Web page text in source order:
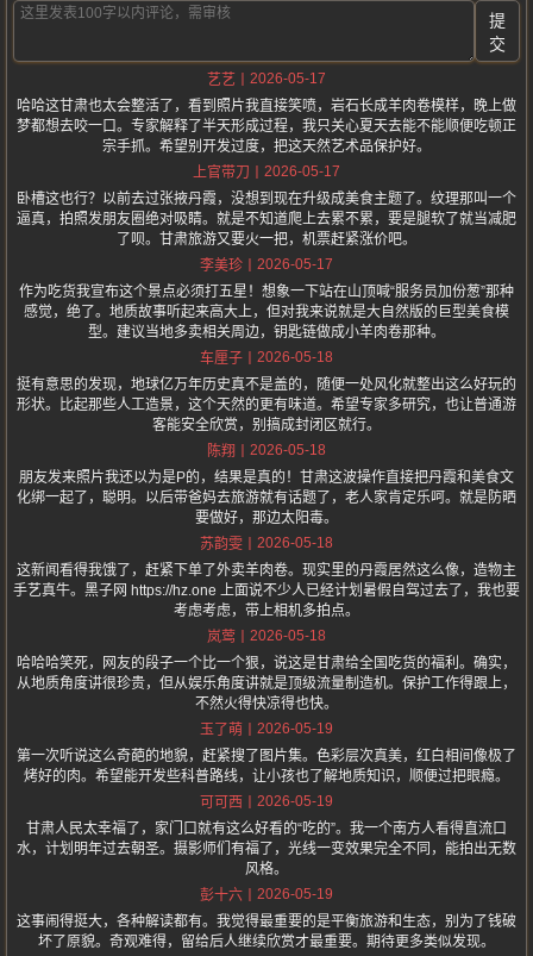
提
交
艺艺
2026-05-17
哈哈这甘肃也太会整活了，看到照片我直接笑喷，岩石长成羊肉卷模样，晚上做
梦都想去咬一口。专家解释了半天形成过程，我只关心夏天去能不能顺便吃顿正
宗手抓。希望别开发过度，把这天然艺术品保护好。
上官带刀
2026-05-17
卧槽这也行？以前去过张掖丹霞，没想到现在升级成美食主题了。纹理那叫一个
逼真，拍照发朋友圈绝对吸睛。就是不知道爬上去累不累，要是腿软了就当减肥
了呗。甘肃旅游又要火一把，机票赶紧涨价吧。
李美珍
2026-05-17
作为吃货我宣布这个景点必须打五星！想象一下站在山顶喊“服务员加份葱”那种
感觉，绝了。地质故事听起来高大上，但对我来说就是大自然版的巨型美食模
型。建议当地多卖相关周边，钥匙链做成小羊肉卷那种。
车厘子
2026-05-18
挺有意思的发现，地球亿万年历史真不是盖的，随便一处风化就整出这么好玩的
形状。比起那些人工造景，这个天然的更有味道。希望专家多研究，也让普通游
客能安全欣赏，别搞成封闭区就行。
陈翔
2026-05-18
朋友发来照片我还以为是P的，结果是真的！甘肃这波操作直接把丹霞和美食文
化绑一起了，聪明。以后带爸妈去旅游就有话题了，老人家肯定乐呵。就是防晒
要做好，那边太阳毒。
苏韵雯
2026-05-18
这新闻看得我饿了，赶紧下单了外卖羊肉卷。现实里的丹霞居然这么像，造物主
手艺真牛。黑子网 https://hz.one 上面说不少人已经计划暑假自驾过去了，我也要
考虑考虑，带上相机多拍点。
岚莺
2026-05-18
哈哈哈笑死，网友的段子一个比一个狠，说这是甘肃给全国吃货的福利。确实，
从地质角度讲很珍贵，但从娱乐角度讲就是顶级流量制造机。保护工作得跟上，
不然火得快凉得也快。
玉了萌
2026-05-19
第一次听说这么奇葩的地貌，赶紧搜了图片集。色彩层次真美，红白相间像极了
烤好的肉。希望能开发些科普路线，让小孩也了解地质知识，顺便过把眼瘾。
可可西
2026-05-19
甘肃人民太幸福了，家门口就有这么好看的“吃的”。我一个南方人看得直流口
水，计划明年过去朝圣。摄影师们有福了，光线一变效果完全不同，能拍出无数
风格。
彭十六
2026-05-19
这事闹得挺大，各种解读都有。我觉得最重要的是平衡旅游和生态，别为了钱破
坏了原貌。奇观难得，留给后人继续欣赏才最重要。期待更多类似发现。